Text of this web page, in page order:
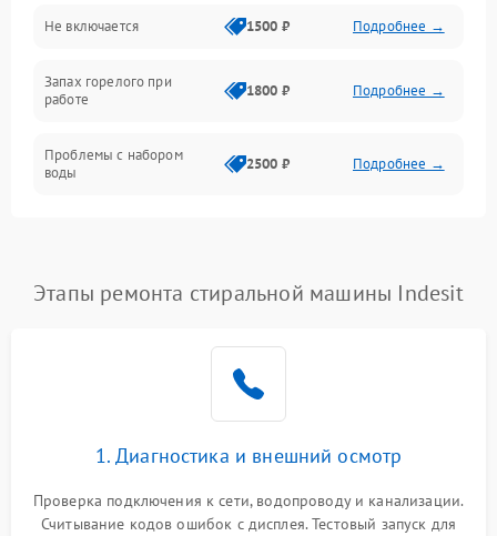
Не включается 1500 ₽ Подробнее →
Запах горелого при
работе
1800 ₽ Подробнее →
Проблемы с набором
воды
2500 ₽ Подробнее →
Подробнее →
Этапы ремонта стиральной машины Indesit
1. Диагностика и внешний осмотр
Проверка подключения к сети, водопроводу и канализации.
Считывание кодов ошибок с дисплея. Тестовый запуск для